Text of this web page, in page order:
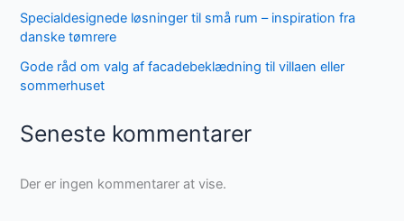
Specialdesignede løsninger til små rum – inspiration fra
danske tømrere
Gode råd om valg af facadebeklædning til villaen eller
sommerhuset
Seneste kommentarer
Der er ingen kommentarer at vise.